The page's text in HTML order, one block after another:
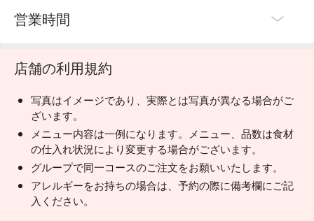
営業時間
店舗の利用規約
写真はイメージであり、実際とは写真が異なる場合がご
ざいます。
メニュー内容は一例になります。メニュー、品数は食材
の仕入れ状況により変更する場合がございます。
グループで同一コースのご注文をお願いいたします。
アレルギーをお持ちの場合は、予約の際に備考欄にご記
入ください。